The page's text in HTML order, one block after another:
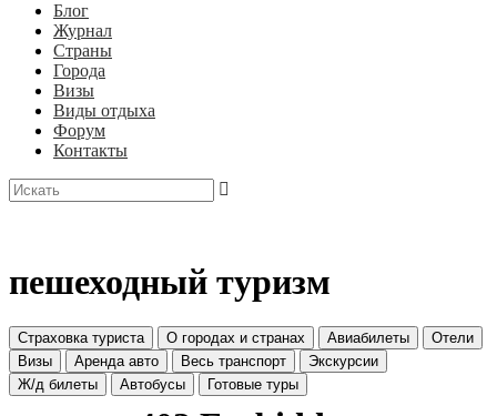
Блог
Журнал
Страны
Города
Визы
Виды отдыха
Форум
Контакты
пешеходный туризм
Страховка туриста О городах и странах Авиабилеты
Отели
Визы
Аренда авто Весь транспорт
Экскурсии
Ж/д билеты
Автобусы Готовые туры